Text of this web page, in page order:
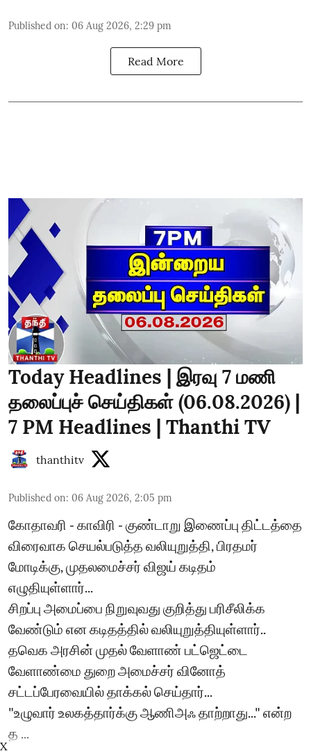
Published on: 06 Aug 2026, 2:29 pm
Read More
Today Headlines | இரவு 7 மணி
தலைப்புச் செய்திகள் (06.08.2026) |
7 PM Headlines | Thanthi TV
thanthitv
Published on: 06 Aug 2026, 2:05 pm
கோதாவரி - காவிரி - குண்டாறு இணைப்பு திட்டத்தை
விரைவாக செயல்படுத்த வலியுறுத்தி, பிரதமர்
மோடிக்கு, முதலமைச்சர் விஜய் கடிதம்
எழுதியுள்ளார்...
சிறப்பு அமைப்பை நிறுவுவது குறித்து பரிசீலிக்க
வேண்டும் என கடிதத்தில் வலியுறுத்தியுள்ளார்..
தவெக அரசின் முதல் வேளாண் பட்ஜெட்டை
வேளாண்மை துறை அமைச்சர் வினோத்
சட்டப்பேரவையில் தாக்கல் செய்தார்...
"உழுவார் உலகத்தார்க்கு ஆணிஅஃ தாற்றாது..." என்ற
த ...
X